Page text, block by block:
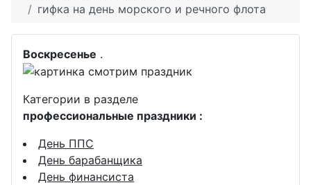
гифка на день морского и речного флота
Воскресенье .
Категории в разделе
профессиональные праздники :
День ППС
День барабанщика
День финансиста